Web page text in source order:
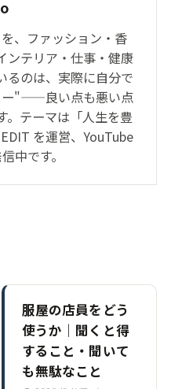
服屋の店員をどう
使うか｜聞くと得
すること・聞いて
と直営店はどちら
で買うべきか｜違
いと使い分け
2026/8/3(Mon)